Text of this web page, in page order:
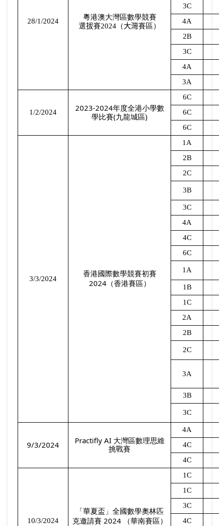
28/1/2024
粵港澳大灣區數學競賽
選拔賽2024 （大灣賽區）
3C
4A
2B
3C
4A
3A
1/2/2024 2023-2024年度全港小學數
學比賽(九龍城區)
6C
6C
6C
3/3/2024
香港國際數學競賽初賽
2024（香港賽區）
1A
2B
2C
3B
3C
4A
4C
6C
1A
1B
1C
2A
2B
2C
3A
3B
3C
9/3/2024 Practifly AI 大灣區數理思維
挑戰賽
4A
4C
4C
10/3/2024
「華夏盃」全國數學奧林匹
克邀請賽 2024
（華南賽區）
1C
1C
3C
4C